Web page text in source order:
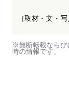
[取材・文・
※無断転載ならび
時の情報です。